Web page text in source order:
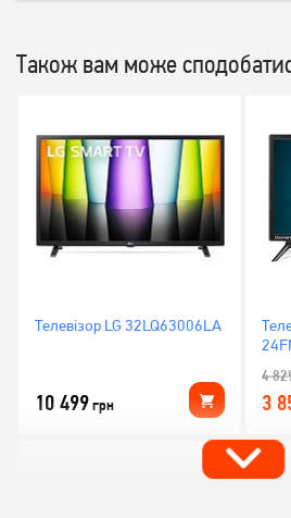
Також вам може
Телевізор LG 32LQ63006LA
10 499грн
4
3